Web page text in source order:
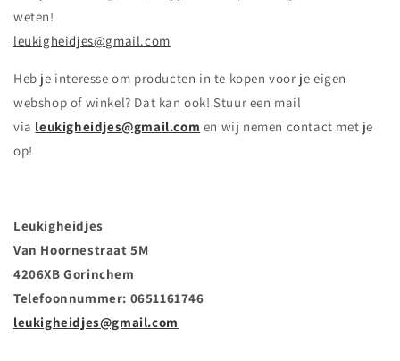
weten!
leukigheidjes@gmail.com
Heb je interesse om producten in te kopen voor je eigen
webshop of winkel? Dat kan ook! Stuur een mail
via leukigheidjes@gmail.com en wij nemen contact met je
op!
Leukigheidjes
Van Hoornestraat 5M
4206XB Gorinchem
Telefoonnummer: 0651161746
leukigheidjes@gmail.com